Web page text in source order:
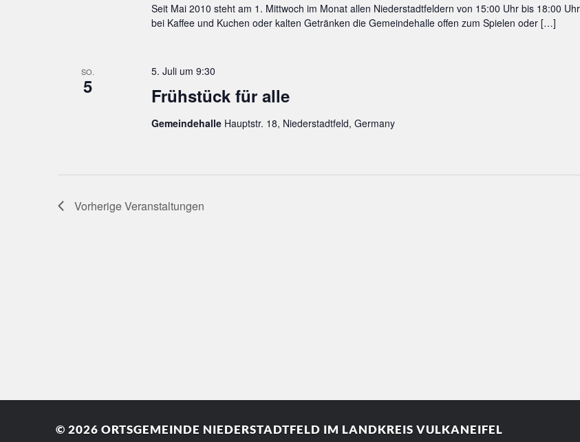
Seit Mai 2010 steht am 1. Mittwoch im Monat allen Niederstadtfeldern von 15:00 Uhr bis 18:00 Uhr
bei Kaffee und Kuchen oder kalten Getränken die Gemeindehalle offen zum Spielen oder […]
SO.
5 Frühstück für alle
5. Juli um 9:30
Gemeindehalle Hauptstr. 18, Niederstadtfeld, Germany
VorherigeVeranstaltungen
© 2026 ORTSGEMEINDE NIEDERSTADTFELD IM LANDKREIS VULKANEIFEL